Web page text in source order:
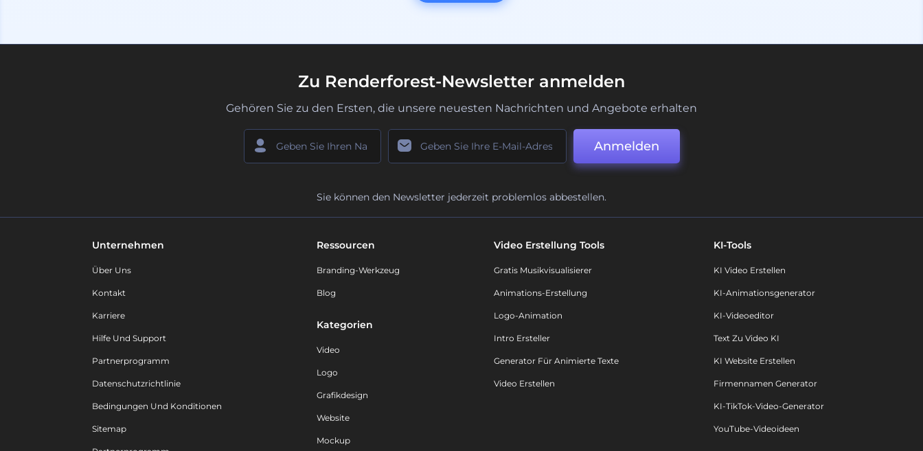
Zu Renderforest-Newsletter anmelden
Gehören Sie zu den Ersten, die unsere neuesten Nachrichten und Angebote erhalten
Anmelden
Sie können den Newsletter jederzeit problemlos abbestellen.
Unternehmen
Über Uns
Kontakt
Karriere
Hilfe Und Support
Partnerprogramm
Datenschutzrichtlinie
Bedingungen Und Konditionen
Sitemap
Ressourcen
Branding-Werkzeug
Blog
Kategorien
Video
Logo
Grafikdesign
Website
Mockup
Video Erstellung Tools
Gratis Musikvisualisierer
Animations-Erstellung
Logo-Animation
Intro Ersteller
Generator Für Animierte Texte
Video Erstellen
KI-Tools
KI Video Erstellen
KI-Animationsgenerator
KI-Videoeditor
Text Zu Video KI
KI Website Erstellen
Firmennamen Generator
KI-TikTok-Video-Generator
YouTube-Videoideen